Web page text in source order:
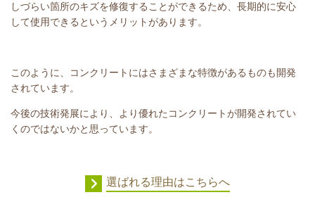
しづらい箇所のキズを修復することができるため、長期的に安心
して使用できるというメリットがあります。
このように、コンクリートにはさまざまな特徴があるものも開発
されています。
今後の技術発展により、より優れたコンクリートが開発されてい
くのではないかと思っています。
選ばれる理由はこちらへ